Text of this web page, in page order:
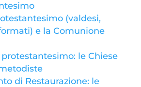
(valdesi,
e la Comunione
le Chiese
di Restaurazione: le